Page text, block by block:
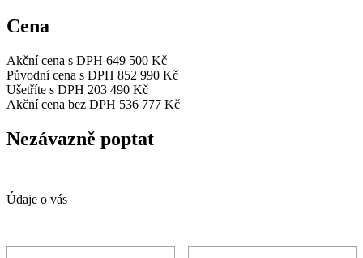
Cena
Akční cena s DPH 649 500 Kč
Původní cena s DPH 852 990 Kč
Ušetříte s DPH 203 490 Kč
Akční cena bez DPH 536 777 Kč
Nezávazně poptat
Údaje o vás